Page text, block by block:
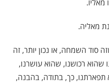
מאליה.
סוד השמחה, או נכון יותר, זה
שהוא רכושנו, שהוא עושרנו,
תפארתנו, כך, בתודה, בהבנה,